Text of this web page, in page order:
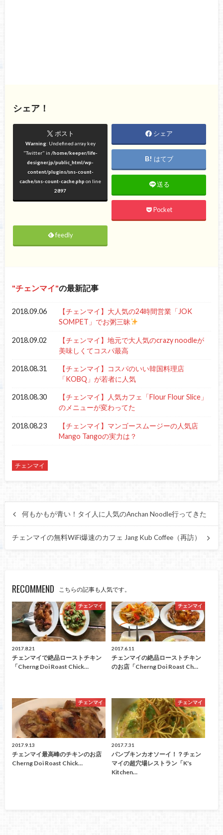
シェア！
ポスト
Warning: Undefined array key
"Twitter" in /home/keeper/life-
designer.jp/public_html/wp-
content/plugins/sns-count-
cache/sns-count-cache.php on line
2897
シェア
はてブ
送る
Pocket
feedly
チェンマイ の最新記事
2018.09.06
【チェンマイ】大人気の24時間営業「JOK
SOMPET」でお粥三昧
2018.09.02
【チェンマイ】地元で大人気のcrazy noodleが
美味しくてコスパ最高
2018.08.31
【チェンマイ】コスパのいい韓国料理店
「KOBQ」が若者に人気
2018.08.30
【チェンマイ】人気カフェ「Flour Flour Slice」
のメニューが変わってた
2018.08.23
【チェンマイ】マンゴースムージーの人気店
Mango Tangoの実力は？
チェンマイ
何もかもが青い！タイ人に人気のAnchan Noodle行ってきた
チェンマイの無料WiFi爆速のカフェ Jang Kub Coffee（再訪）
RECOMMEND こちらの記事も人気です。
チェンマイ
2017.8.21
チェンマイで絶品ローストチキン
「Cherng Doi Roast Chick…
チェンマイ
2017.6.11
チェンマイの絶品ローストチキン
のお店「Cherng Doi Roast Ch…
チェンマイ
2017.9.13
チェンマイ最高峰のチキンのお店
Cherng Doi Roast Chick…
チェンマイ
2017.7.31
パンプキンカオソーイ！？チェン
マイの超穴場レストラン「K's
Kitchen…